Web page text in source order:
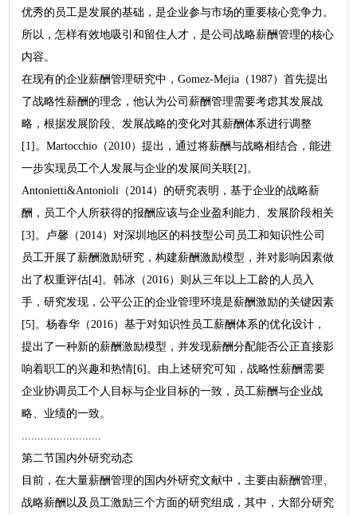
优秀的员工是发展的基础，是企业参与市场的重要核心竞争力。
所以，怎样有效地吸引和留住人才，是公司战略薪酬管理的核心
内容。
在现有的企业薪酬管理研究中，Gomez-Mejia（1987）首先提出
了战略性薪酬的理念，他认为公司薪酬管理需要考虑其发展战
略，根据发展阶段、发展战略的变化对其薪酬体系进行调整
[1]。Martocchio（2010）提出，通过将薪酬与战略相结合，能进
一步实现员工个人发展与企业的发展间关联[2]。
Antonietti&Antonioli（2014）的研究表明，基于企业的战略薪
酬，员工个人所获得的报酬应该与企业盈利能力、发展阶段相关
[3]。卢馨（2014）对深圳地区的科技型公司员工和知识性公司
员工开展了薪酬激励研究，构建薪酬激励模型，并对影响因素做
出了权重评估[4]。韩冰（2016）则从三年以上工龄的人员入
手，研究发现，公平公正的企业管理环境是薪酬激励的关键因素
[5]。杨春华（2016）基于对知识性员工薪酬体系的优化设计，
提出了一种新的薪酬激励模型，并发现薪酬分配能否公正直接影
响着职工的兴趣和热情[6]。由上述研究可知，战略性薪酬需要
企业协调员工个人目标与企业目标的一致，员工薪酬与企业战
略、业绩的一致。
第二节国内外研究动态
目前，在大量薪酬管理的国内外研究文献中，主要由薪酬管理、
战略薪酬以及员工激励三个方面的研究组成，其中，大部分研究